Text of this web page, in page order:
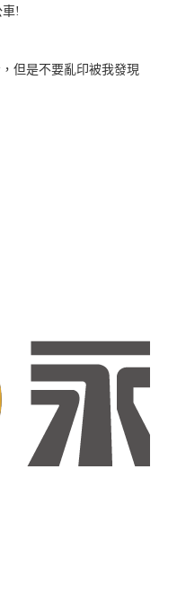
!
但是不要亂印被我發現